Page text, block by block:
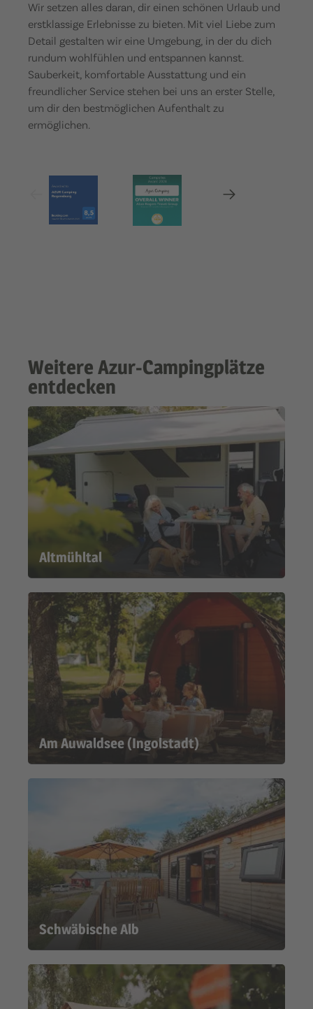
Wir setzen alles daran, dir einen schönen Urlaub und
erstklassige Erlebnisse zu bieten. Mit viel Liebe zum
Detail gestalten wir eine Umgebung, in der du dich
rundum wohlfühlen und entspannen kannst.
Sauberkeit, komfortable Ausstattung und ein
freundlicher Service stehen bei uns an erster Stelle,
um dir den bestmöglichen Aufenthalt zu
ermöglichen.
Weitere Azur-Campingplätze
entdecken
Altmühltal
Am Auwaldsee (Ingolstadt)
Schwäbische Alb